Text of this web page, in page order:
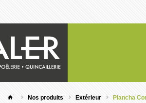
Nos produits Extérieur Plancha